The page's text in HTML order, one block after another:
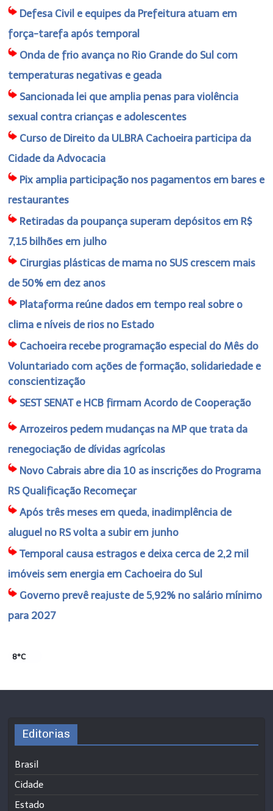
Defesa Civil e equipes da Prefeitura atuam em
força-tarefa após temporal
Onda de frio avança no Rio Grande do Sul com
temperaturas negativas e geada
Sancionada lei que amplia penas para violência
sexual contra crianças e adolescentes
Curso de Direito da ULBRA Cachoeira participa da
Cidade da Advocacia
Pix amplia participação nos pagamentos em bares e
restaurantes
Retiradas da poupança superam depósitos em R$
7,15 bilhões em julho
Cirurgias plásticas de mama no SUS crescem mais
de 50% em dez anos
Plataforma reúne dados em tempo real sobre o
clima e níveis de rios no Estado
Cachoeira recebe programação especial do Mês do
Voluntariado com ações de formação, solidariedade e
conscientização
SEST SENAT e HCB firmam Acordo de Cooperação
Arrozeiros pedem mudanças na MP que trata da
renegociação de dívidas agrícolas
Novo Cabrais abre dia 10 as inscrições do Programa
RS Qualificação Recomeçar
Após três meses em queda, inadimplência de
aluguel no RS volta a subir em junho
Temporal causa estragos e deixa cerca de 2,2 mil
imóveis sem energia em Cachoeira do Sul
Governo prevê reajuste de 5,92% no salário mínimo
para 2027
8°C
Editorias
Brasil
Cidade
Estado